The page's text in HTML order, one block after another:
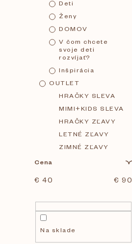
e
l
Deti
Ženy
DOMOV
V čom chcete
svoje deti
rozvíjať?
Inšpirácia
OUTLET
HRAČKY SLEVA
MIMI+KIDS SLEVA
HRAČKY ZĽAVY
LETNÉ ZĽAVY
ZIMNÉ ZĽAVY
Cena
€ 40 € 90
Na sklade